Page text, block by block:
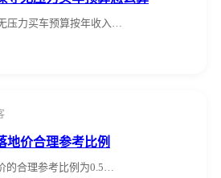
压力买车预算按年收入…
地价合理参考比例
的合理参考比例为0.5…